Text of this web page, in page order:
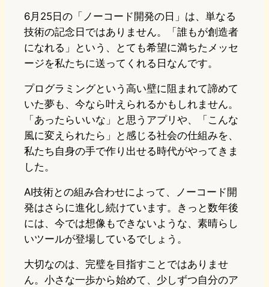
6月25日の「ノーコード開発の日」は、単なる
技術の記念日ではありません。「誰もが創造者
になれる」という、とても希望に満ちたメッセ
ージを私たちに送ってくれる日なんです。
プログラミングという高い壁に阻まれて諦めて
いた夢も、今なら叶えられるかもしれません。
「あったらいいな」と思うアプリや、「こんな
風に変えられたら」と感じる社会の仕組みを、
私たち自身の手で作り出せる時代がやってきま
した。
AI技術との組み合わせによって、ノーコード開
発はさらに進化し続けています。きっと数年後
には、今では想像もできないような、素晴らし
いツールが登場しているでしょう。
大切なのは、完璧を目指すことではありませ
ん。小さな一歩から始めて、少しずつ自分のア